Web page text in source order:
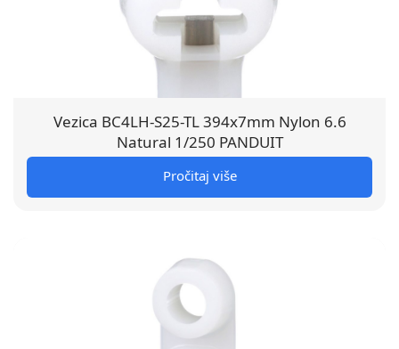
Vezica BC4LH-S25-TL 394x7mm Nylon 6.6
Natural 1/250 PANDUIT
Pročitaj više